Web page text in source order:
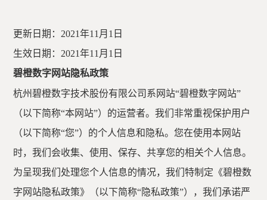
更新日期： 2021年11月1日
生效日期： 2021年11月1日
碧橙数字网站隐私政策
杭州碧橙数字技术股份有限公司 系网站“碧橙数字网站”
（以下简称“本网站”）的运营者。我们非常重视保护用户
（以下简称“您”）的个人信息和隐私。您在使用本网站
时，我们会收集、使用、保存、共享您的相关个人信息。
为呈现我们处理您个人信息的情况，我们特制定《碧橙数
字网站隐私政策》（以下简称“隐私政策”），我们承诺严